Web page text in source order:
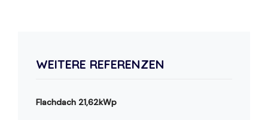
WEITERE REFERENZEN
Flachdach 21,62kWp